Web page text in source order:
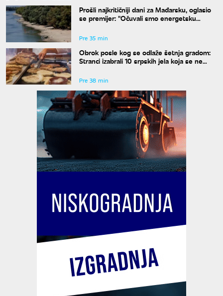
Prošli najkritičniji dani za Mađarsku, oglasio
se premijer: "Očuvali smo energetsku
Pre 35 min
Obrok posle kog se odlaže šetnja gradom:
Stranci izabrali 10 srpskih jela koja se ne
Pre 38 min